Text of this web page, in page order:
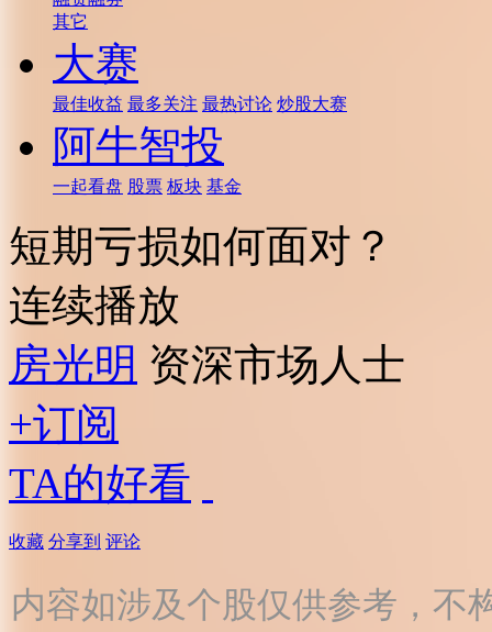
其它
大赛
最佳收益 最多关注 最热讨论 炒股大赛
阿牛智投
一起看盘 股票 板块 基金
短期亏损如何面对？
连续播放
房光明 资深市场人士
+订阅
TA的好看
收藏 分享到 评论
内容如涉及个股仅供参考，不